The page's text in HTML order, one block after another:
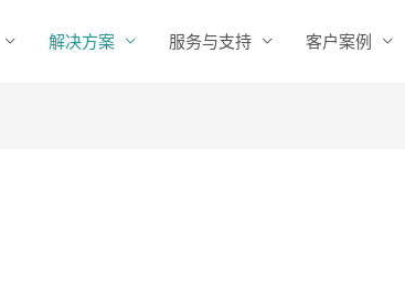
解决方案 服务与支持 客户案例